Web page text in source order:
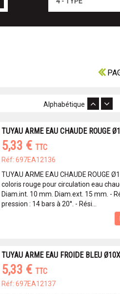
Alphabétique
TUYAU ARME EAU CHAUDE ROUGE
5,33 € TTC
Réf: 697EA12136
TUYAU ARME EAU CHAUDE ROUGE
coloris rouge pour circulation eau
Diam.int. 10 mm. Diam.ext. 15 mm. -
pression : 14 bars à 20°. - Rési...
TUYAU ARME EAU FROIDE BLEU
5,33 € TTC
Réf: 697EA12137